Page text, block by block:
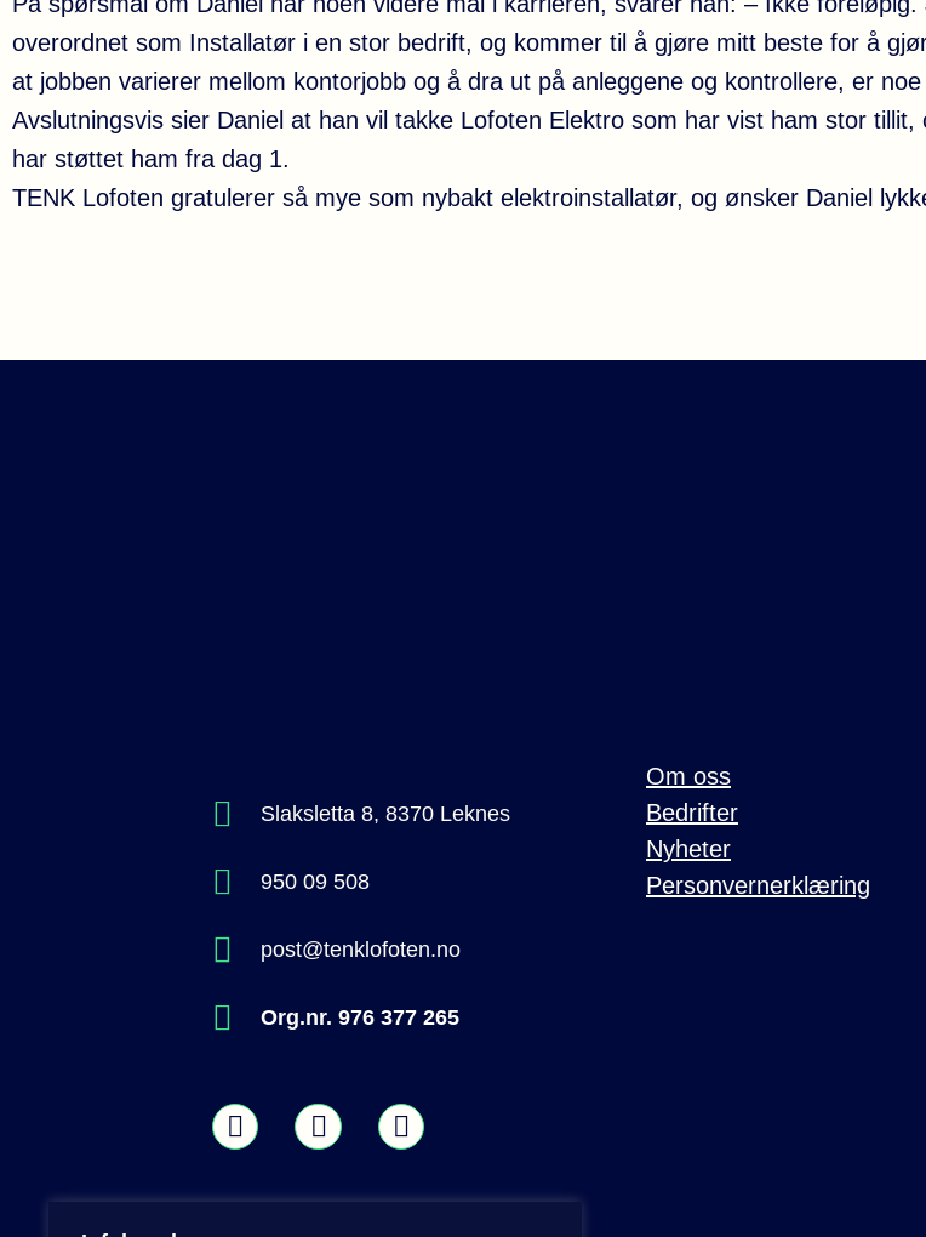
overordnet som Installatør i en stor bedrift, og kommer til å gjøre mitt beste for å
at jobben varierer mellom kontorjobb og å dra ut på anleggene og kontrollere, er
Avslutningsvis sier Daniel at han vil takke Lofoten Elektro som har vist ham stor
har støttet ham fra dag 1.
TENK Lofoten gratulerer så mye som nybakt elektroinstallatør, og ønsker Daniel
Slaksletta 8, 8370 Leknes
950 09 508
post@tenklofoten.no
Org.nr. 976 377 265
Om oss
Bedrifter
Nyheter
Personvernerklæring